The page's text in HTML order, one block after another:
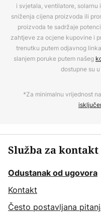
i svjetala, ventilatore, solarnu
sniženja cijena proizvoda ili
proizvoda te sadržaje
zahtjeve za ocjene kupovine i
trenutku putem odjavnog
slanjem poruke putem našeg
dostupne su u
*Za minimalnu vrijednost
Služba za kontakt
Odustanak od ugovora
Kontakt
Često postavljana